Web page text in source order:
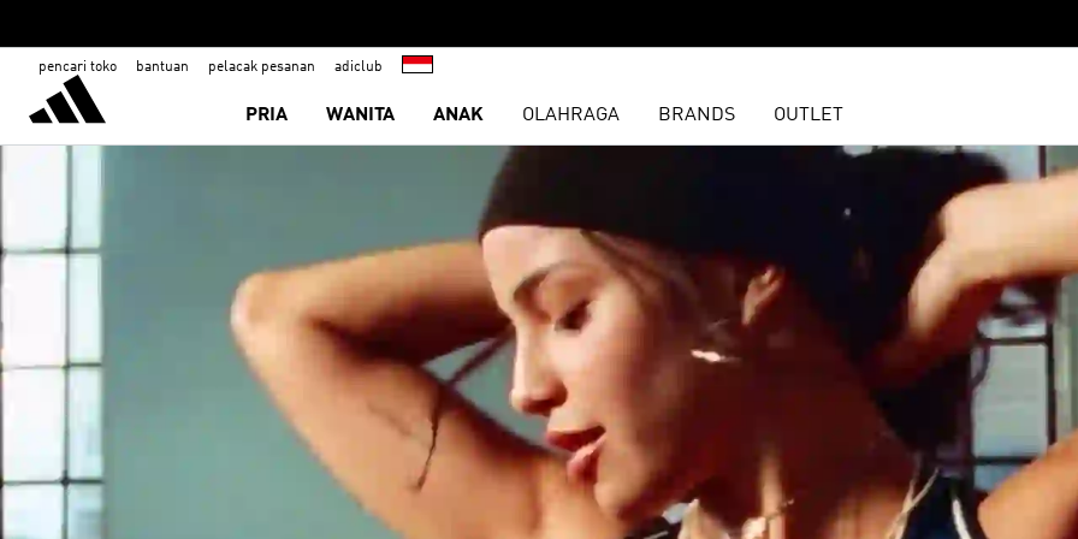
pencari toko bantuan pelacak pesanan adiclub
PRIA WANITA ANAK OLAHRAGA BRANDS OUTLET